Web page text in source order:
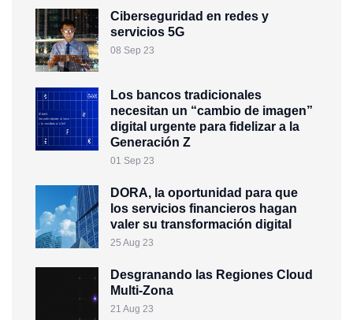
Ciberseguridad en redes y
servicios 5G
08 Sep 23
Los bancos tradicionales
necesitan un “cambio de imagen”
digital urgente para fidelizar a la
Generación Z
01 Sep 23
DORA, la oportunidad para que
los servicios financieros hagan
valer su transformación digital
25 Aug 23
Desgranando las Regiones Cloud
Multi-Zona
21 Aug 23